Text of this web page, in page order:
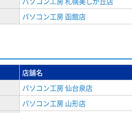
パソコン工房 函館店
店舗名
パソコン工房 仙台泉店
パソコン工房 山形店